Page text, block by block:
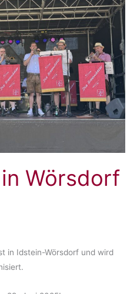
Wörsdorf
in Idstein-Wörsdorf und wird